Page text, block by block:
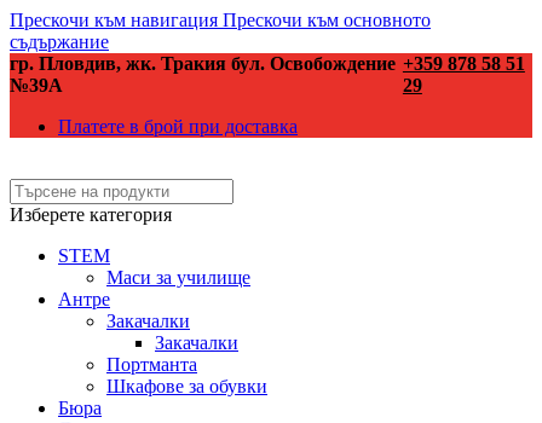
Прескочи към навигация Прескочи към основното
съдържание
гр. Пловдив, жк. Тракия бул. Освобождение
№39А
+359 878 58 51
29
Платете в брой при доставка
Изберете категория
STEM
Маси за училище
Антре
Закачалки
Закачалки
Портманта
Шкафове за обувки
Бюра